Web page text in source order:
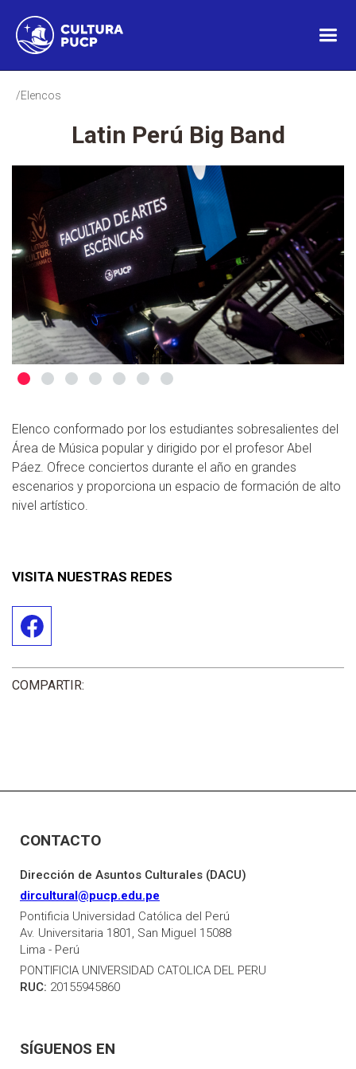
/Elencos
Latin Perú Big Band
Elenco conformado por los estudiantes sobresalientes del
Área de Música popular y dirigido por el profesor Abel
Páez. Ofrece conciertos durante el año en grandes
escenarios y proporciona un espacio de formación de alto
nivel artístico.
VISITA NUESTRAS REDES
COMPARTIR:
CONTACTO
Dirección de Asuntos Culturales (DACU)
dircultural@pucp.edu.pe
Pontificia Universidad Católica del Perú
Av. Universitaria 1801, San Miguel 15088
Lima - Perú
PONTIFICIA UNIVERSIDAD CATOLICA DEL PERU
RUC: 20155945860
SÍGUENOS EN